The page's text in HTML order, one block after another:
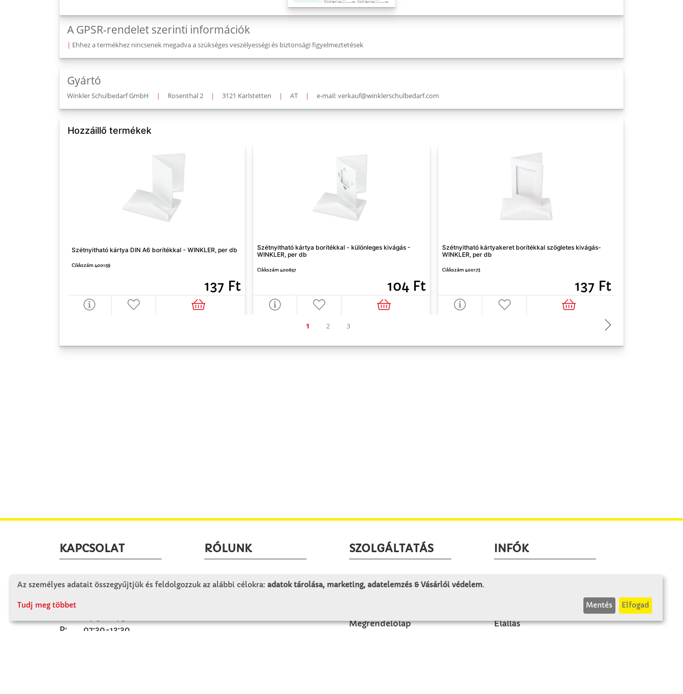
A GPSR-rendelet szerinti információk
| Ehhez a termékhez nincsenek megadva a szükséges veszélyességi és biztonsági figyelmeztetések
Gyártó
Winkler Schulbedarf GmbH | Rosenthal 2 | 3121 Karlstetten | AT | e-mail: verkauf@winklerschulbedarf.com
Hozzáillő termékek
Szétnyitható kártya DIN A6 borítékkal - WINKLER, per db
Cikkszám 400159
137 Ft
Szétnyitható kártya borítékkal - különleges kivágás -
WINKLER, per db
Cikkszám 400857
104 Ft
Szétnyitható kártyakeret borítékkal szögletes kivágás-
WINKLER, per db
Cikkszám 400173
137 Ft
KAPCSOLAT
Winkler Iskolaszer Kft.
9241 Jánossomorja
P: 07:30-13:30
RÓLUNK
Céglátogatás
SZOLGÁLTATÁS
Minden egy pillantásra!
Megrendelőlap
INFÓK
Elállás
Az személyes adatait összegyűjtjük és feldolgozzuk az alábbi célokra: adatok tárolása, marketing, adatelemzés & Vásárlói védelem.
Tudj meg többet Mentés Elfogad